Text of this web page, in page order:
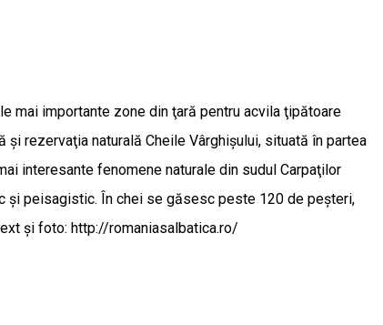
mai importante zone din ţară pentru acvila ţipătoare
rezervaţia naturală Cheile Vârghișului, situată în partea
interesante fenomene naturale din sudul Carpaţilor
și peisagistic. În chei se găsesc peste 120 de peșteri,
și foto: http://romaniasalbatica.ro/